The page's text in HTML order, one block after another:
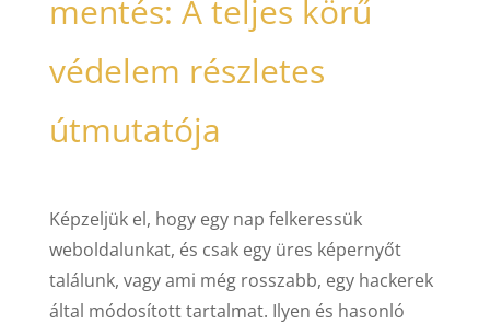
mentés: A teljes körű
védelem részletes
útmutatója
Képzeljük el, hogy egy nap felkeressük
weboldalunkat, és csak egy üres képernyőt
találunk, vagy ami még rosszabb, egy hackerek
által módosított tartalmat. Ilyen és hasonló